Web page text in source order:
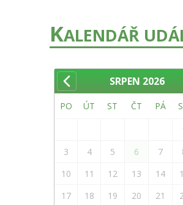
KALENDÁŘ
SRPEN 2026
PO ÚT ST ČT PÁ
3
4 5 6 7
10
11 12 13 14
17
18 19 20 21